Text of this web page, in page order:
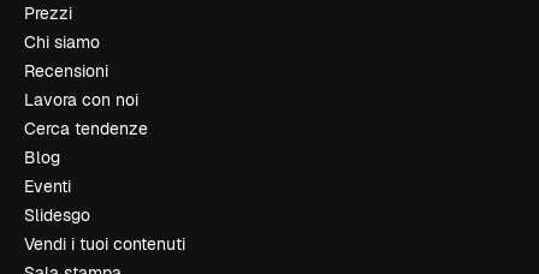
Prezzi
Chi siamo
Recensioni
Lavora con noi
Cerca tendenze
Blog
Eventi
Slidesgo
Vendi i tuoi contenuti